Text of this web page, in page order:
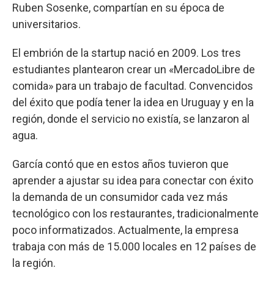
Ruben Sosenke, compartían en su época de
universitarios.
El embrión de la startup nació en 2009. Los tres
estudiantes plantearon crear un «MercadoLibre de
comida» para un trabajo de facultad. Convencidos
del éxito que podía tener la idea en Uruguay y en la
región, donde el servicio no existía, se lanzaron al
agua.
García contó que en estos años tuvieron que
aprender a ajustar su idea para conectar con éxito
la demanda de un consumidor cada vez más
tecnológico con los restaurantes, tradicionalmente
poco informatizados. Actualmente, la empresa
trabaja con más de 15.000 locales en 12 países de
la región.